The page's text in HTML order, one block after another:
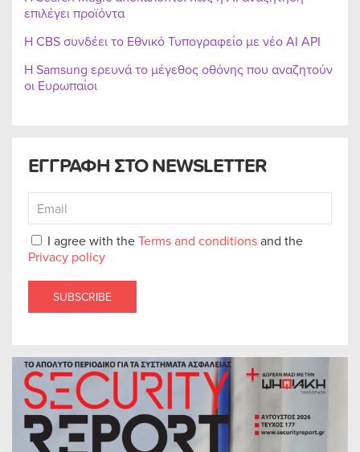
ΕΓΓΡΑΦΗ ΣΤΟ NEWSLETTER
I agree with theTerms and conditionsand the
Privacy policy
SUBSCRIBE
επιλέγει προϊόντα
Η CBS συνδέει το Εθνικό Τυπογραφείο με νέο AI API
Η Samsung ερευνά το μέγεθος οθόνης που αναζητούν
οι Ευρωπαίοι